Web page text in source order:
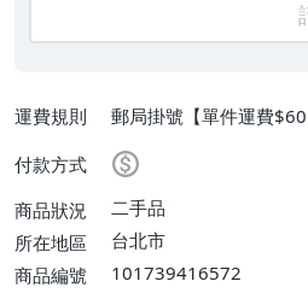
運費規則
郵局掛號【單件運費
費】
付款方式
商品狀況
二手品
所在地區
台北市
商品編號
101739416572